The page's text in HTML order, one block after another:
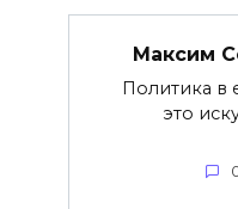
Максим
Политика в
это